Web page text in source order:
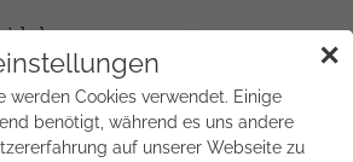
✕
werden Cookies verwendet. Einige
benötigt, während es uns andere
auf unserer Webseite zu